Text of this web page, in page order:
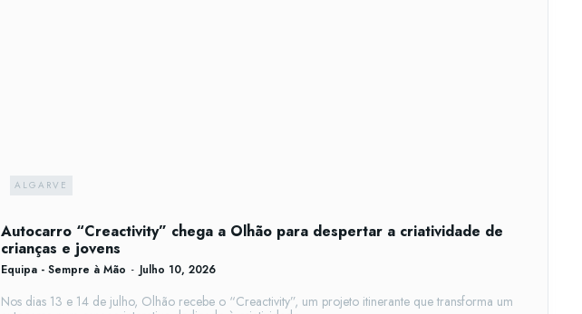
ALGARVE
Autocarro “Creactivity” chega a Olhão para despertar a criatividade de
crianças e jovens
Equipa - Sempre à Mão - Julho 10, 2026
Nos dias 13 e 14 de julho, Olhão recebe o “Creactivity”, um projeto itinerante que transforma um